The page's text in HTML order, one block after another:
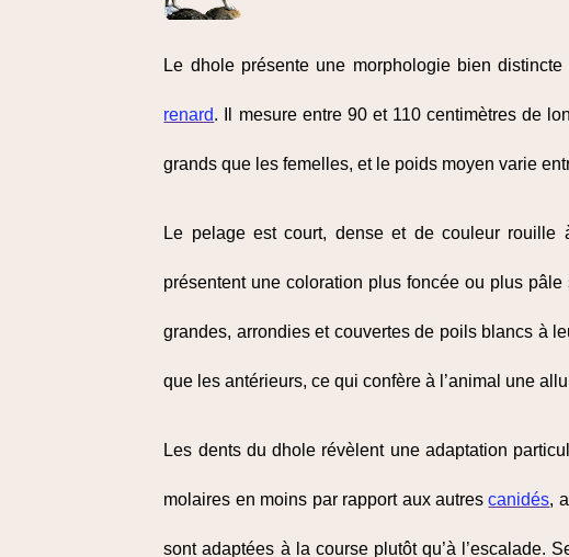
Le dhole présente une morphologie bien
renard. Il mesure entre 90 et 110 centimètres de
grands que les femelles, et le poids moyen varie
Le pelage est court, dense et de couleur
présentent une coloration plus foncée ou plus
grandes, arrondies et couvertes de poils blancs à
que les antérieurs, ce qui confère à l’animal une
Les dents du dhole révèlent une adaptation
molaires en moins par rapport aux autrescanidés,
sont adaptées à la course plutôt qu’à l’escalade.